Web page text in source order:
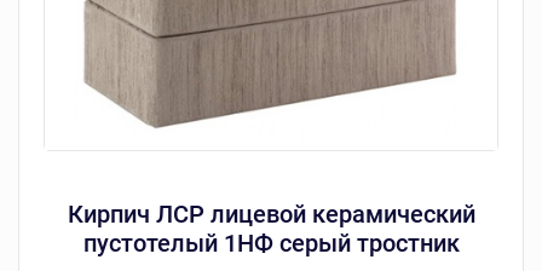
Кирпич ЛСР лицевой керамический
пустотелый 1НФ серый тростник